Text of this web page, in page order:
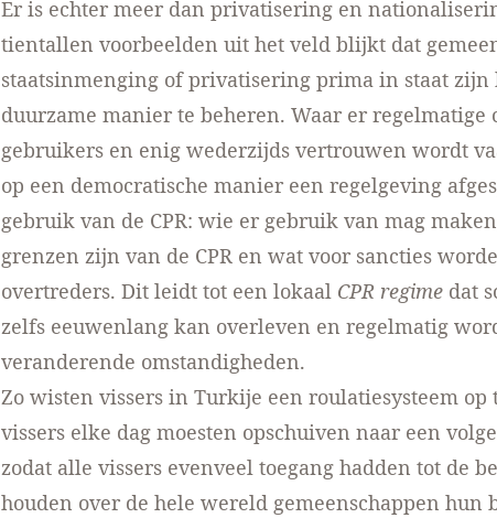
Er is echter meer dan privatisering en
tientallen voorbeelden uit het veld blijkt dat
staatsinmenging of privatisering prima in staat zijn
duurzame manier te beheren. Waar er regelmatige
gebruikers en enig wederzijds vertrouwen wordt
op een democratische manier een regelgeving
gebruik van de CPR: wie er gebruik van mag
grenzen zijn van de CPR en wat voor sancties
overtreders. Dit leidt tot een lokaal CPR regime dat
zelfs eeuwenlang kan overleven en regelmatig
veranderende omstandigheden.
Zo wisten vissers in Turkije een roulatiesysteem op
vissers elke dag moesten opschuiven naar een
zodat alle vissers evenveel toegang hadden tot de
houden over de hele wereld gemeenschappen hun